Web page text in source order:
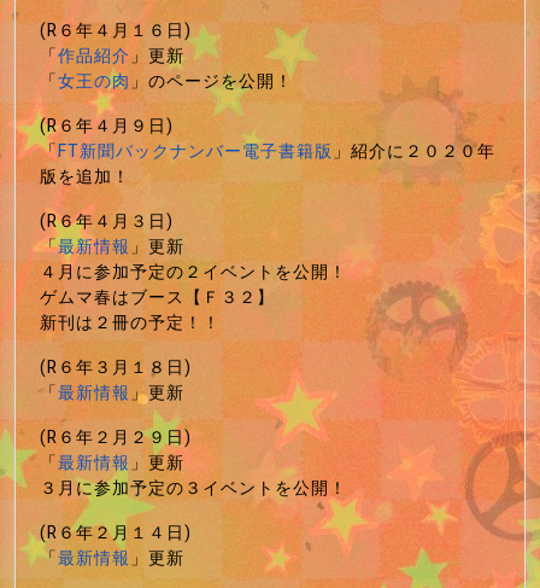
(R６年４月１６日)
「作品紹介」更新
「女王の肉」のページを公開！
(R６年４月９日)
「FT新聞バックナンバー電子書籍版」紹介に２０２０年
版を追加！
(R６年４月３日)
「最新情報」更新
４月に参加予定の２イベントを公開！
ゲムマ春はブース【Ｆ３２】
新刊は２冊の予定！！
(R６年３月１８日)
「最新情報」更新
(R６年２月２９日)
「最新情報」更新
３月に参加予定の３イベントを公開！
(R６年２月１４日)
「最新情報」更新